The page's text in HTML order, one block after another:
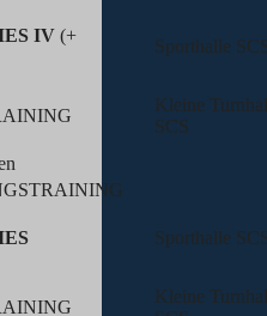
IV (+
Sporthalle
Kleine
SCS
Sporthalle
Kleine